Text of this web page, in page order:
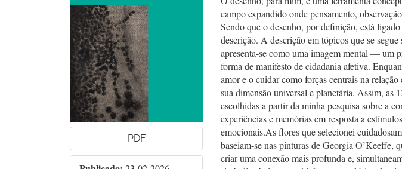
PDF
campo expandido onde pensamento,
Sendo que o desenho, por definição, está
descrição. A descrição em tópicos que se segue
apresenta-se como uma imagem mental — um
forma de manifesto de cidadania afetiva.
amor e o cuidar como forças centrais na relação
sua dimensão universal e planetária. Assim, as
escolhidas a partir da minha pesquisa sobre a
experiências e memórias em resposta a
emocionais.As flores que selecionei
baseiam-se nas pinturas de Georgia O’Keeffe,
criar uma conexão mais profunda e,